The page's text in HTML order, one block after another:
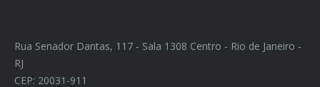
Rua Senador Dantas, 117 - Sala 1308 Centro - Rio de Janeiro -
RJ
CEP: 20031-911